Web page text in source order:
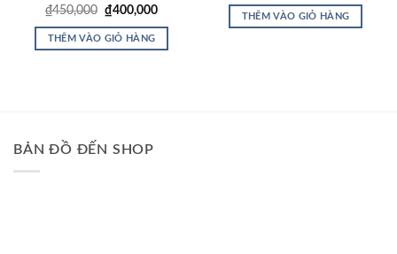
₫450,000 Giá
là:
₫450,000.
₫400,000Giá
THÊM VÀO GIỎ HÀNG
THÊM VÀO GIỎ HÀNG
BẢN ĐỒ ĐẾN SHOP